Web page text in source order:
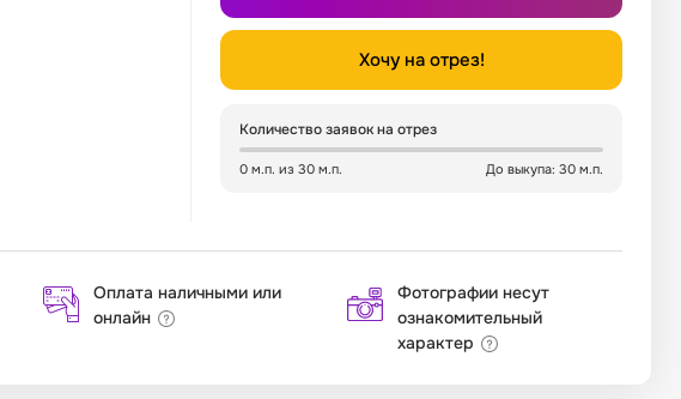
Хочу на отрез!
Количество заявок на отрез
0 м.п. из 30 м.п. До выкупа: 30 м.п.
Оплата наличными или
онлайн
Фотографии несут
ознакомительный
характер